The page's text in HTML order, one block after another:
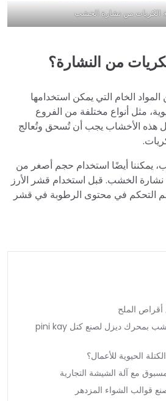
الكريات من نشارة الخشب
من النشارة؟
الخام التي يمكن استخدامها
مثل أنواع مختلفة من الفروع
هذه الأخشاب يجب أن تُسحق وتُعالج
يمكننا أيضًا استخدام حجم أصغر من
نشارة الخشب. قبل استخدام قشر الأرز
التحكم في محتوى الرطوبة في قشر
أقراص الملح
ماكينة ضغط نشارة الخشب بمحرك ديزل لصنع كتل pini kay
الحيوية للأعمال؟
مع آلة الشيشة التجارية
قوالب الشواء المزدهر